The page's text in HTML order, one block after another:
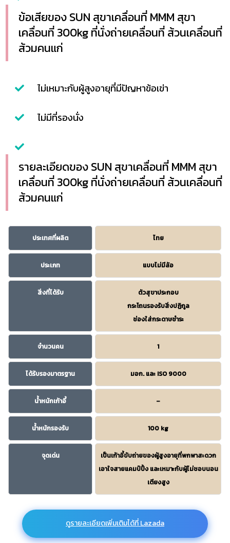
ข้อเสียของ SUN สุขาเคลื่อนที่ MMM สุขา
เคลื่อนที่ 300kg ที่นั่งถ่ายเคลื่อนที่ ส้วนเคลื่อนที่
ส้วมคนแก่
ไม่เหมาะกับผู้สูงอายุที่มีปัญหาข้อเข่า
ไม่มีที่รองนั่ง
รายละเอียดของ SUN สุขาเคลื่อนที่ MMM สุขา
เคลื่อนที่ 300kg ที่นั่งถ่ายเคลื่อนที่ ส้วนเคลื่อนที่
ส้วมคนแก่
ประเทศที่ผลิต ไทย
ประเภท แบบไม่มีล้อ
สิ่งที่ได้รับ
ตัวสุขาประกอบ
กระโถนรองรับสิ่งปฏิกูล
ช่องใส่กระดาษชำระ
จำนวนคน 1
ได้รับรองมาตรฐาน มอก. และ ISO 9000
น้ำหนักเก้าอี้ –
น้ำหนักรองรับ 100 kg
จุดเด่น
เป็นเก้าอี้ขับถ่ายของผู้สูงอายุที่พกพาสะดวก
เอาใจสายแคมป์ปิ้ง และเหมาะกับผู้ไม่ชอบนอน
เตียงสูง
ดูรายละเอียดเพิ่มเติมได้ที่ Lazada